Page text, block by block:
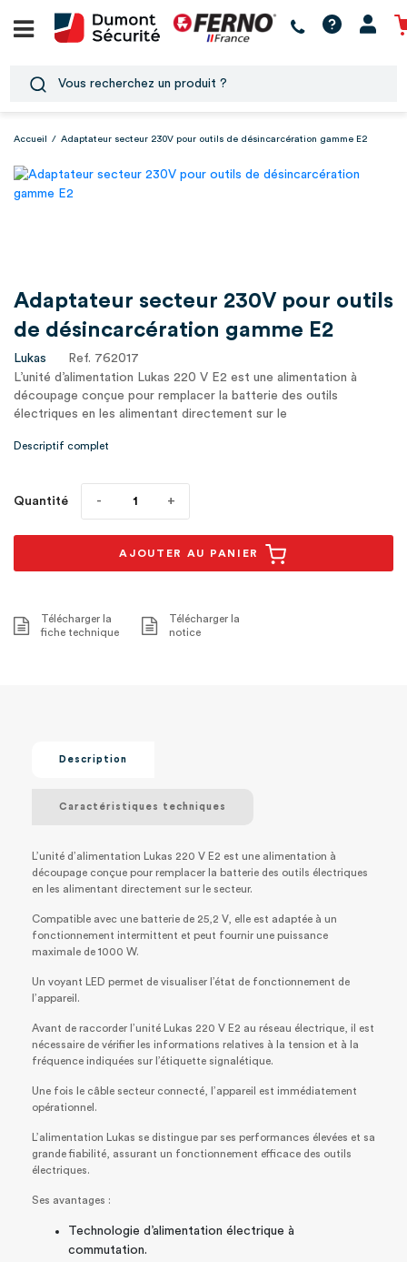
Accueil / Adaptateur secteur 230V pour outils de désincarcération gamme E2
Adaptateur secteur 230V pour outils
de désincarcération gamme E2
Lukas
Ref. 762017
L’unité d’alimentation Lukas 220 V E2 est une alimentation à
découpage conçue pour remplacer la batterie des outils
électriques en les alimentant directement sur le
Descriptif complet
Quantité
AJOUTER AU PANIER
Télécharger la
fiche technique
Télécharger la
notice
Description
Caractéristiques techniques
L’unité d’alimentation Lukas 220 V E2 est une alimentation à
découpage conçue pour remplacer la batterie des outils électriques
en les alimentant directement sur le secteur.
Compatible avec une batterie de 25,2 V, elle est adaptée à un
fonctionnement intermittent et peut fournir une puissance
maximale de 1000 W.
Un voyant LED permet de visualiser l’état de fonctionnement de
l’appareil.
Avant de raccorder l’unité Lukas 220 V E2 au réseau électrique, il est
nécessaire de vérifier les informations relatives à la tension et à la
fréquence indiquées sur l’étiquette signalétique.
Une fois le câble secteur connecté, l’appareil est immédiatement
opérationnel.
L’alimentation Lukas se distingue par ses performances élevées et sa
grande fiabilité, assurant un fonctionnement efficace des outils
électriques.
Ses avantages :
Technologie d’alimentation électrique à
commutation.